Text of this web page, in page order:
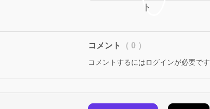
コメント （ 0 ）
コメントするにはログインが必要です